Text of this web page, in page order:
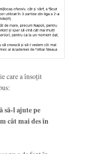
care a însoțit
să-l ajute pe
cât mai des în